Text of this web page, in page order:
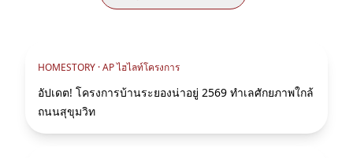
HOMESTORY ·AP ไฮไลท์โครงการ
อัปเดต! โครงการบ้านระยองน่าอยู่ 2569 ทำเลศักยภาพใกล้
ถนนสุขุมวิท